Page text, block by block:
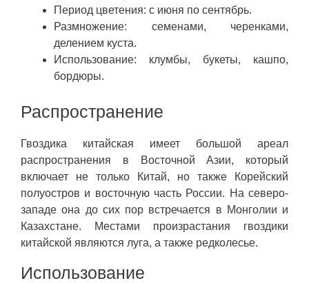
Период цветения: с июня по сентябрь.
Размножение: семенами, черенками,
делением куста.
Использование: клумбы, букеты, кашпо,
бордюры.
Распространение
Гвоздика китайская имеет большой ареал
распространения в Восточной Азии, который
включает не только Китай, но также Корейский
полуостров и восточную часть России. На северо-
западе она до сих пор встречается в Монголии и
Казахстане. Местами произрастания гвоздики
китайской являются луга, а также редколесье.
Использование